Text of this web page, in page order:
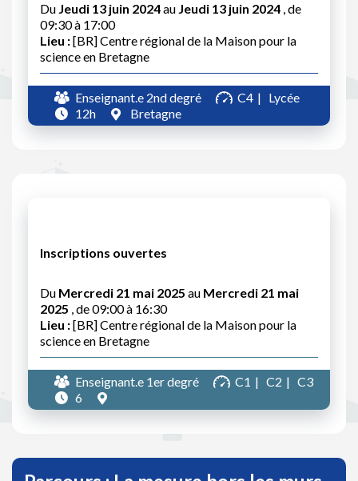
Du Jeudi 13 juin 2024au Jeudi 13 juin 2024 , de
09:30 à 17:00
Lieu :[BR] Centre régional de la Maison pour la
science en Bretagne
Enseignant.e 2nd degré C4
Lycée
12h
Bretagne
Inscriptions ouvertes
Du Mercredi 21 mai 2025 au Mercredi 21 mai
2025 , de 09:00 à 16:30
Lieu :[BR] Centre régional de la Maison pour la
science en Bretagne
Enseignant.e 1er degré C1 C2
C3
6